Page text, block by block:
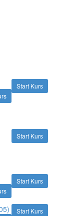
Start Kurs
Start Kurs
Start Kurs
Start Kurs